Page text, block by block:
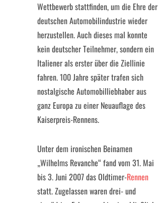
Wettbewerb stattfinden, um die Ehre der
deutschen Automobilindustrie wieder
herzustellen. Auch dieses mal konnte
kein deutscher Teilnehmer, sondern ein
Italiener als erster über die Ziellinie
fahren. 100 Jahre später trafen sich
nostalgische Automobilliebhaber aus
ganz Europa zu einer Neuauflage des
Kaiserpreis-Rennens.
Unter dem ironischen Beinamen
„Wilhelms Revanche“ fand vom 31. Mai
bis 3. Juni 2007 das Oldtimer-Rennen
statt. Zugelassen waren drei- und